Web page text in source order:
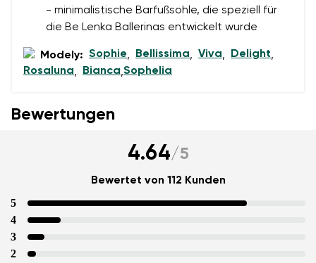
- minimalistische Barfußsohle, die speziell für
die Be Lenka Ballerinas entwickelt wurde
Modely: Sophie, Bellissima, Viva, Delight,
Rosaluna, Bianca,Sophelia
Bewertungen
4.64/5
Bewertet von 112 Kunden
5
4
3
2